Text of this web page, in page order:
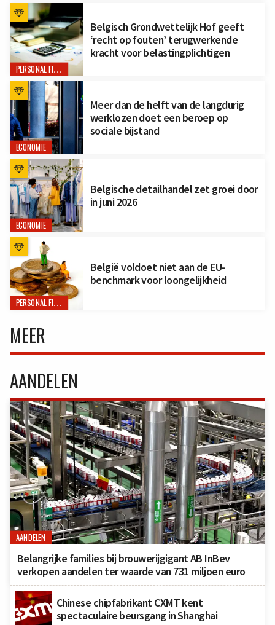
PERSONAL FINANCE
Belgisch Grondwettelijk Hof geeft
‘recht op fouten’ terugwerkende
kracht voor belastingplichtigen
ECONOMIE
Meer dan de helft van de langdurig
werklozen doet een beroep op
sociale bijstand
ECONOMIE
Belgische detailhandel zet groei door
in juni 2026
PERSONAL FINANCE
België voldoet niet aan de EU-
benchmark voor loongelijkheid
MEER
AANDELEN
AANDELEN
Belangrijke families bij brouwerijgigant AB InBev
verkopen aandelen ter waarde van 731 miljoen euro
Chinese chipfabrikant CXMT kent
spectaculaire beursgang in Shanghai